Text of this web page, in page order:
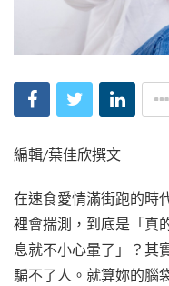
編輯/葉佳欣撰文
在速食愛情滿街跑的時
裡會揣測，到底是「真
息就不小心暈了」？其
騙不了人。就算妳的腦